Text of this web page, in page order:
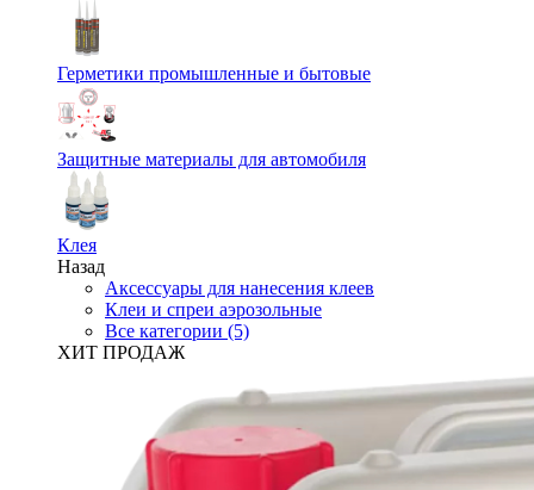
Герметики промышленные и бытовые
Защитные материалы для автомобиля
Клея
Назад
Аксессуары для нанесения клеев
Клеи и спреи аэрозольные
Все категории (5)
ХИТ ПРОДАЖ